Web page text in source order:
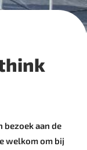
bezoek aan de
welkom om bij